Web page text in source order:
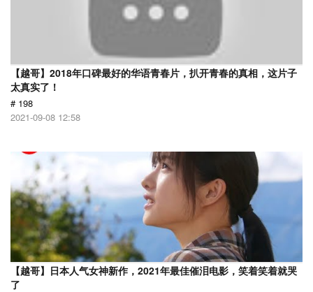
【越哥】2018年口碑最好的华语青春片，扒开青春的真相，这片子
太真实了！
# 198
2021-09-08 12:58
【越哥】日本人气女神新作，2021年最佳催泪电影，笑着笑着就哭
了